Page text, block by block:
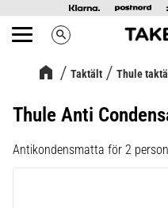
Meny search
Taktält Thule
Thule Anti
Antikondensmatta för 2